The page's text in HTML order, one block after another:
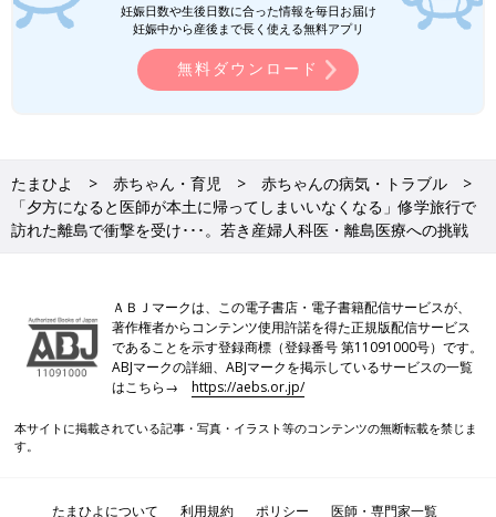
小徳先生は総合医療医、産婦人科医としてさまざまな症状の患者を診察します。
――小徳先生は総合診療医でもあり、産婦人科医でもあります。
小徳 甑島で毎年、数百人単位で人口が減っていく現実を目の当
たりにしたんです。このままだと、何年後かには島が無くなって
しまうのではないかと危機感を抱きました。人口減少を止めるに
はどうしたらいいか考えた結果「子どもが生まれない島は人口が
増えない」という単純なことに気づきました。
そのために必要なのは、女性が元気で過ごせるよう、婦人健診や
妊娠日数や生後日数に合った情報を毎日お届け
妊娠中から産後まで長く使える無料アプリ
無料ダウンロード
たまひよ 赤ちゃん・育児
赤ちゃんの病気・トラブル
「夕方になると医師が本土に帰ってしまいいなくなる」修学旅行で
訪れた離島で衝撃を受け･･･。若き産婦人科医・離島医療への挑戦
ＡＢＪマークは、この電子書店・電子書籍配信サービスが、
著作権者からコンテンツ使用許諾を得た正規版配信サービス
であることを示す登録商標（登録番号 第11091000号）です。
ABJマークの詳細、ABJマークを掲示しているサービスの一覧
はこちら→https://aebs.or.jp/
本サイトに掲載されている記事・写真・イラスト等のコンテンツの無断転載を禁じま
す。
たまひよについて 利用規約 ポリシー 医師・専門家一覧